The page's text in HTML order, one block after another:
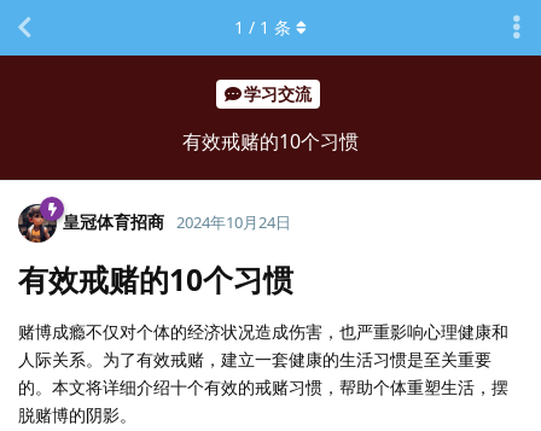
学习交流
有效戒赌的10个习惯
1 / 1 条
皇冠体育招商 2024年10月24日
有效戒赌的10个习惯
赌博成瘾不仅对个体的经济状况造成伤害，也严重影响心理健康和
人际关系。为了有效戒赌，建立一套健康的生活习惯是至关重要
的。本文将详细介绍十个有效的戒赌习惯，帮助个体重塑生活，摆
脱赌博的阴影。